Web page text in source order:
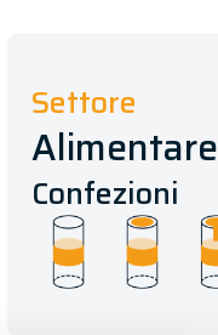
Settore
Alimentare
Confezioni